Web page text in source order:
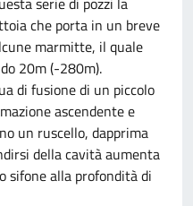
che porta in un breve
marmitte, il quale
20m (-280m).
di fusione di un piccolo
ascendente e
un ruscello, dapprima
della cavità aumenta
sifone alla profondità di